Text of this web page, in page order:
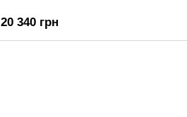
20 340 грн